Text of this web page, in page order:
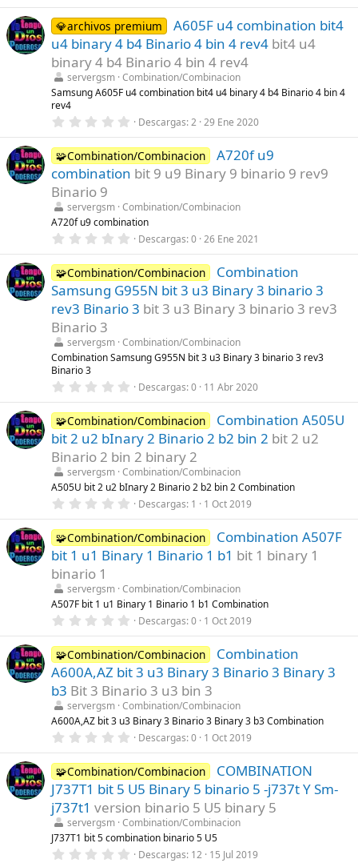
l
l
a
(
s
)
0
0
e
s
t
r
e
l
s
)
💎archivos premium
A605F u4 combination bit4
u4 binary 4 b4 Binario 4 bin 4 rev4 bit4 u4
binary 4 b4 Binario 4 bin 4 rev4
servergsm Combination/Combinacion
Samsung A605F u4 combination bit4 u4 binary 4 b4 Binario 4 bin 4
rev4
0
0
0
e
s
e
l
a
(
s
)
Descargas 2 29 Ene 2020
🧩Combination/Combinacion
A720f u9
combination bit 9 u9 Binary 9 binario 9 rev9
Binario 9
servergsm Combination/Combinacion
A720f u9 combination
0
0
0
e
s
t
r
l
l
a
s
Descargas 0 26 Ene 2021
🧩Combination/Combinacion
Combination
Samsung G955N bit 3 u3 Binary 3 binario 3
rev3 Binario 3 bit 3 u3 Binary 3 binario 3 rev3
Binario 3
servergsm Combination/Combinacion
Combination Samsung G955N bit 3 u3 Binary 3 binario 3 rev3
Binario 3
0
0
0
e
s
e
l
a
(
s
)
Descargas 0 11 Abr 2020
🧩Combination/Combinacion
Combination A505U
bit 2 u2 bInary 2 Binario 2 b2 bin 2 bit 2 u2
Binario 2 bin 2 binary 2
servergsm Combination/Combinacion
A505U bit 2 u2 bInary 2 Binario 2 b2 bin 2 Combination
0
0
0
e
s
e
l
a
(
s
)
Descargas 1 1 Oct 2019
🧩Combination/Combinacion
Combination A507F
bit 1 u1 Binary 1 Binario 1 b1 bit 1 binary 1
binario 1
servergsm Combination/Combinacion
A507F bit 1 u1 Binary 1 Binario 1 b1 Combination
0
0
0
e
s
t
r
e
l
a
(
s
)
Descargas 0 1 Oct 2019
🧩Combination/Combinacion
Combination
A600A,AZ bit 3 u3 Binary 3 Binario 3 Binary 3
b3 Bit 3 Binario 3 u3 bin 3
servergsm Combination/Combinacion
A600A,AZ bit 3 u3 Binary 3 Binario 3 Binary 3 b3 Combination
0
0
0
e
s
t
r
e
l
a
Descargas 0 1 Oct 2019
🧩Combination/Combinacion
COMBINATION
J737T1 bit 5 U5 Binary 5 binario 5 -j737t Y Sm-
j737t1 version binario 5 U5 binary 5
servergsm Combination/Combinacion
J737T1 bit 5 combination binario 5 U5
0 Descargas 12 15 Jul 2019